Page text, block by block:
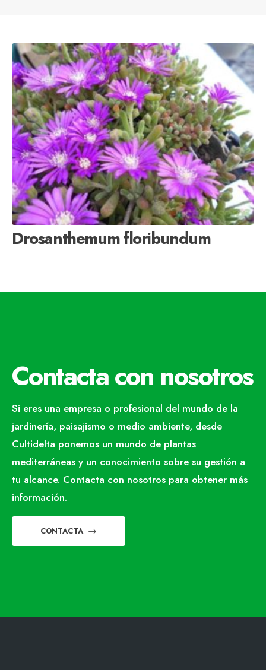
Drosanthemum floribundum
Contacta con nosotros
Si eres una empresa o profesional del mundo de la
jardinería, paisajismo o medio ambiente, desde
Cultidelta ponemos un mundo de plantas
mediterráneas y un conocimiento sobre su gestión a
tu alcance. Contacta con nosotros para obtener más
información.
CONTACTA